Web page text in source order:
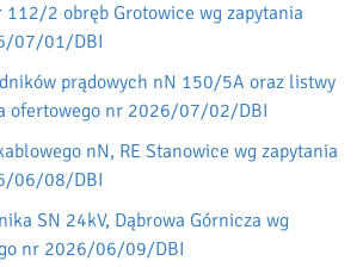
112/2 obręb Grotowice wg zapytania
07/01/DBI
prądowych nN 150/5A oraz listwy
ofertowego nr 2026/07/02/DBI
nN, RE Stanowice wg zapytania
06/08/DBI
SN 24kV, Dąbrowa Górnicza wg
nr 2026/06/09/DBI